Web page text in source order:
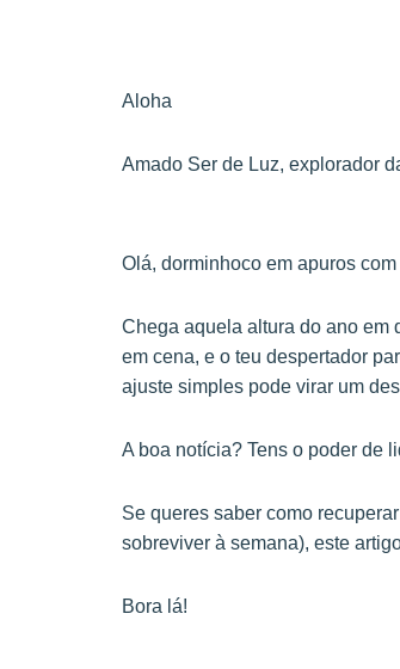
Aloha
Amado Ser de Luz, explorador
Olá, dorminhoco em apuros
Chega aquela altura do ano em
em cena, e o teu despertador
ajuste simples pode virar um
A boa notícia? Tens o poder de
Se queres saber como
sobreviver à semana), este
Bora lá!